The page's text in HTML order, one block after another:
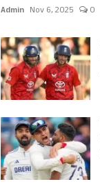
Admin Nov 6, 2025 0